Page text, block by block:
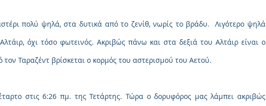
πολύ ψηλά, στα δυτικά από το ζενίθ, νωρίς το βράδυ.  Λιγότερο ψηλά
όχι τόσο φωτεινός. Ακριβώς πάνω και στα δεξιά του Αλτάιρ είναι ο
Ταραζέντ βρίσκεται ο κορμός του αστερισμού του Αετού.
στις 6:26 πμ. της Τετάρτης. Τώρα ο δορυφόρος μας λάμπει ακριβώς